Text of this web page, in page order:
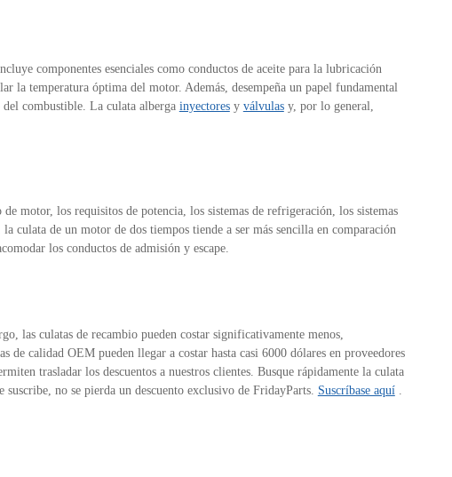
componentes esenciales como conductos de aceite para la lubricación
la temperatura óptima del motor. Además, desempeña un papel fundamental
combustible. La culata alberga inyectoresy válvulasy, por lo general,
motor, los requisitos de potencia, los sistemas de refrigeración, los sistemas
culata de un motor de dos tiempos tiende a ser más sencilla en comparación
los conductos de admisión y escape.
las culatas de recambio pueden costar significativamente menos,
calidad OEM pueden llegar a costar hasta casi 6000 dólares en proveedores
trasladar los descuentos a nuestros clientes. Busque rápidamente la culata
no se pierda un descuento exclusivo de FridayParts. Suscríbase aquí.